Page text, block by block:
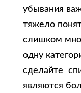
убывания
тяжело
слишком
одну
сделайте
являются